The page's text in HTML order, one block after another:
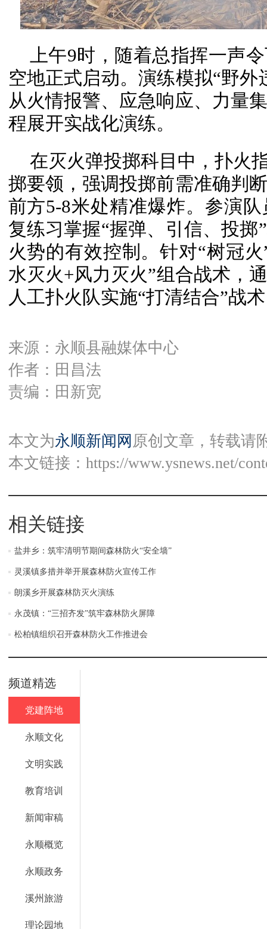
上午9时，随着总指挥一声
空地正式启动。演练模拟“野
从火情报警、应急响应、力量
程展开实战化演练。
在灭火弹投掷科目中，扑火
掷要领，强调投掷前需准确判
前方5-8米处精准爆炸。参演
复练习掌握“握弹、引信、投
火势的有效控制。针对“树冠
水灭火+风力灭火”组合战术，
人工扑火队实施“打清结合”战
来源：永顺县融媒体中心
作者：田昌法
责编：田新宽
本文为永顺新闻网 原创文章，转载请
本文链接： https://www.ysnews.net/
相关链接
盐井乡：筑牢清明节期间森林防火“安全墙”
灵溪镇多措并举开展森林防火宣传工作
朗溪乡开展森林防灭火演练
永茂镇：“三招齐发”筑牢森林防火屏障
松柏镇组织召开森林防火工作推进会
频道精选
党建阵地
永顺文化
文明实践
教育培训
新闻审稿
永顺概览
永顺政务
溪州旅游
理论园地